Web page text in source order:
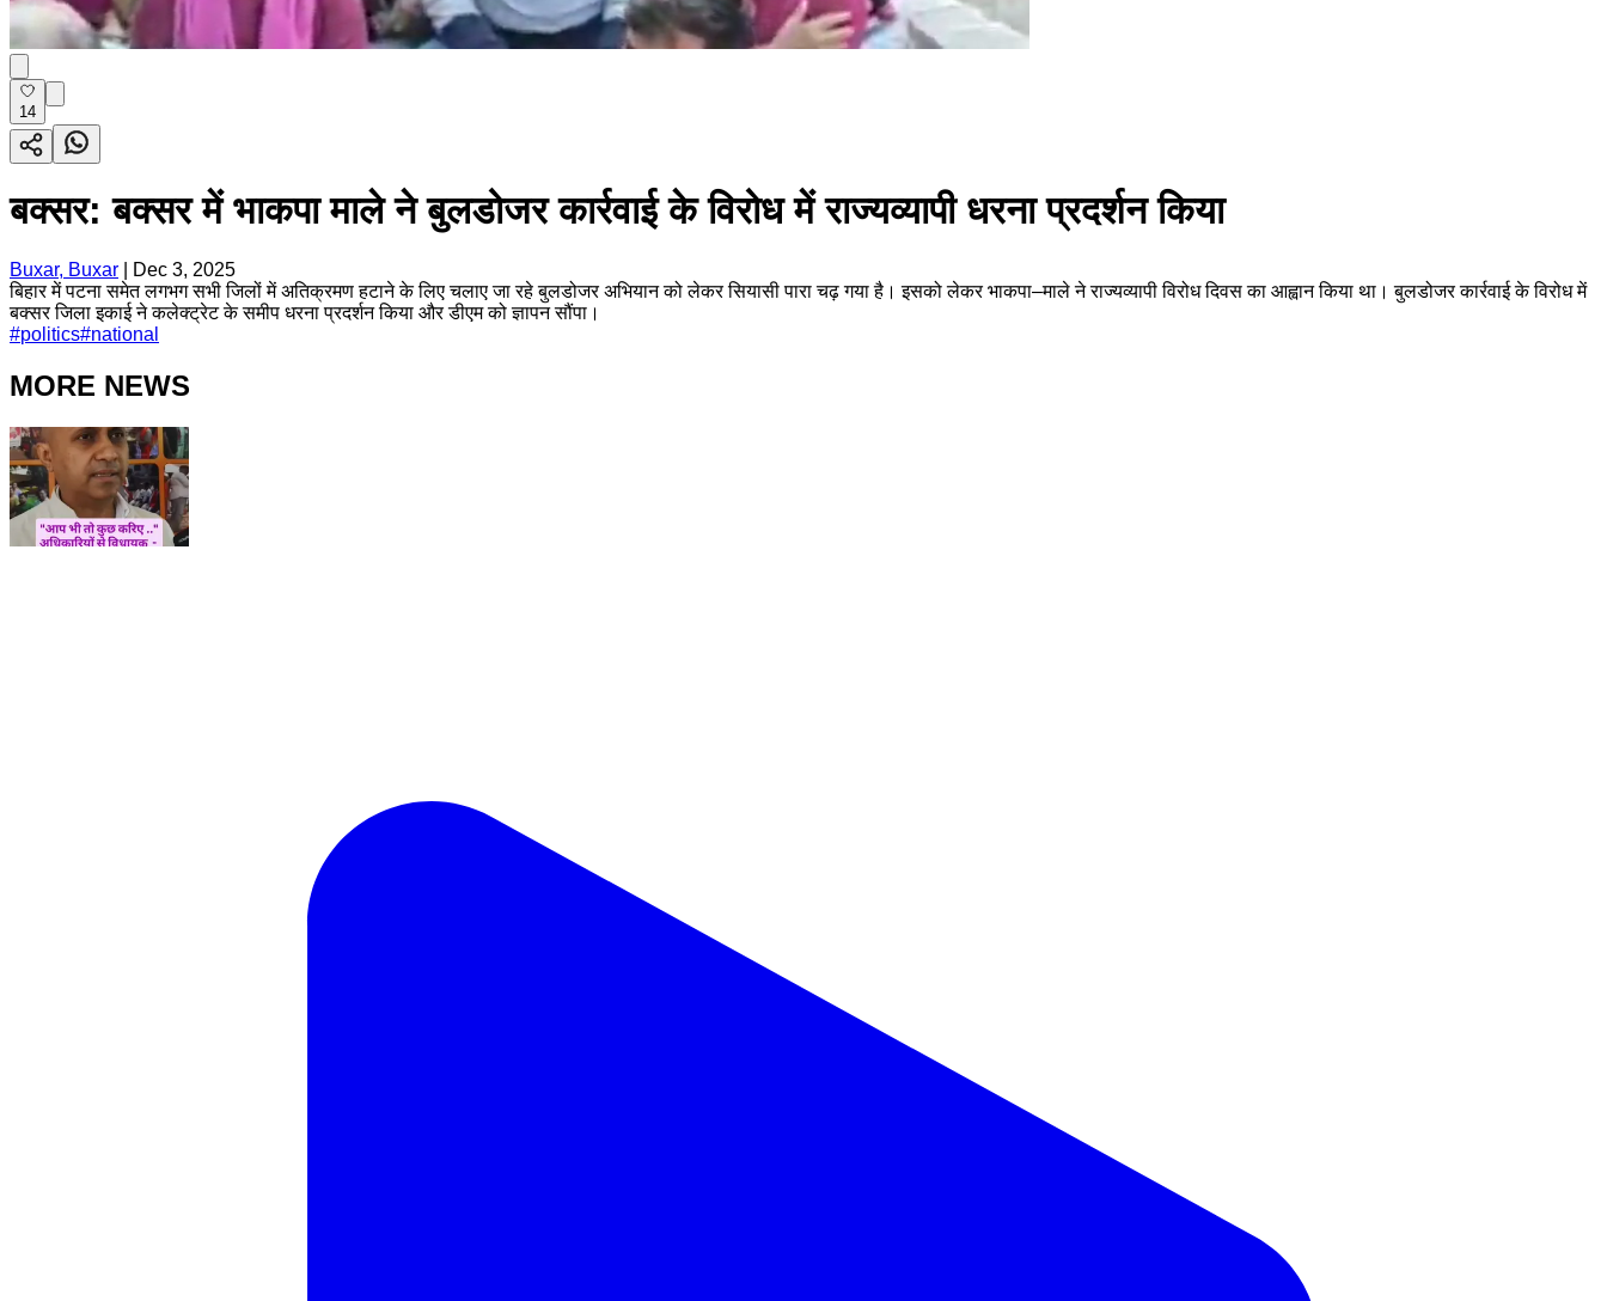
14
बक्सर: बक्सर में भाकपा माले ने बुलडोजर कार्रवाई के विरोध में राज्यव्यापी धरना प्रदर्शन किया
Buxar, Buxar
Dec 3, 2025
बिहार में पटना समेत लगभग सभी जिलों में अतिक्रमण हटाने के लिए चलाए जा रहे बुलडोजर अभियान को लेकर सियासी पारा चढ़ गया है। इसको लेकर भाकपा–माले ने राज्यव्यापी विरोध दिवस का आह्वान किया था। बुलडोजर कार्रवाई के विरोध में
बक्सर जिला इकाई ने कलेक्ट्रेट के समीप धरना प्रदर्शन किया और डीएम को ज्ञापन सौंपा।
#politics#national
MORE NEWS